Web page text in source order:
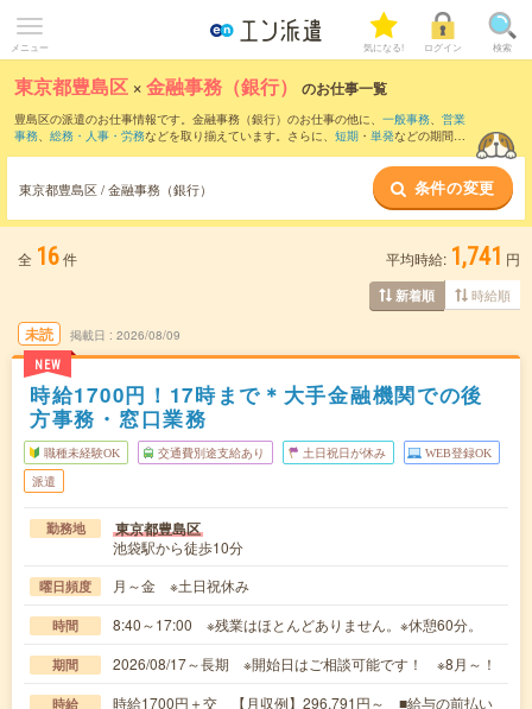
メニュー 気になる! ログイン 検索
東京都豊島区 ×金融事務（銀行） のお仕事一覧
豊島区の派遣のお仕事情報です。金融事務（銀行）のお仕事の他に、 一般事務、 営業
事務、 総務・人事・労務などを取り揃えています。さらに、 短期 ・ 単発などの期間
東京都豊島区 / 金融事務（銀行） 条件の変更
全 16件 平均時給: 1,741 円
新着順 時給順
未読
NEW
掲載日 2026/08/09
時給1700円！17時まで＊大手金融機関での後
方事務・窓口業務
職種未経験OK 交通費別途支給あり 土日祝日が休み WEB登録OK
派遣
勤務地 東京都豊島区
池袋駅から徒歩10分
曜日頻度 月～金 ※土日祝休み
時間 8:40～17:00 ※残業はほとんどありません。※休憩60分。
期間 2026/08/17～長期 ※開始日はご相談可能です！ ※8月～！
時給
時給1700円＋交 【月収例】296,791円～ ■給与の前払い